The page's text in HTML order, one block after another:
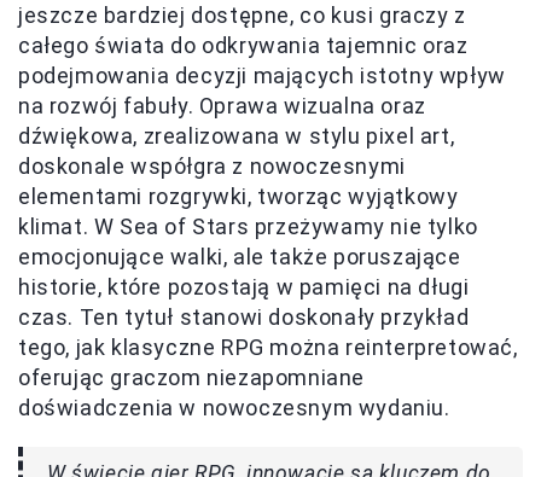
jeszcze bardziej dostępne, co kusi graczy z
całego świata do odkrywania tajemnic oraz
podejmowania decyzji mających istotny wpływ
na rozwój fabuły. Oprawa wizualna oraz
dźwiękowa, zrealizowana w stylu pixel art,
doskonale współgra z nowoczesnymi
elementami rozgrywki, tworząc wyjątkowy
klimat. W Sea of Stars przeżywamy nie tylko
emocjonujące walki, ale także poruszające
historie, które pozostają w pamięci na długi
czas. Ten tytuł stanowi doskonały przykład
tego, jak klasyczne RPG można reinterpretować,
oferując graczom niezapomniane
doświadczenia w nowoczesnym wydaniu.